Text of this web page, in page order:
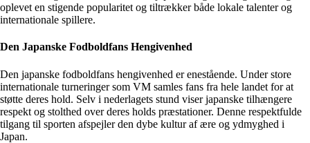
oplevet en stigende popularitet og tiltrækker både lokale talenter og
internationale spillere.
Den Japanske Fodboldfans Hengivenhed
Den japanske fodboldfans hengivenhed er enestående. Under store
internationale turneringer som VM samles fans fra hele landet for at
støtte deres hold. Selv i nederlagets stund viser japanske tilhængere
respekt og stolthed over deres holds præstationer. Denne respektfulde
tilgang til sporten afspejler den dybe kultur af ære og ydmyghed i
Japan.